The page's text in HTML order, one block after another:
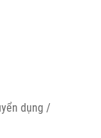
dụng /